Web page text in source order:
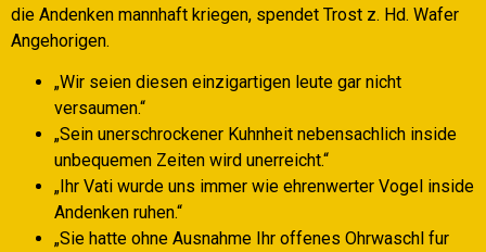
die Andenken mannhaft kriegen, spendet Trost z. Hd. Wafer
Angehorigen.
„Wir seien diesen einzigartigen leute gar nicht
versaumen.“
„Sein unerschrockener Kuhnheit nebensachlich inside
unbequemen Zeiten wird unerreicht.“
„Ihr Vati wurde uns immer wie ehrenwerter Vogel inside
Andenken ruhen.“
„Sie hatte ohne Ausnahme Ihr offenes Ohrwaschl fur